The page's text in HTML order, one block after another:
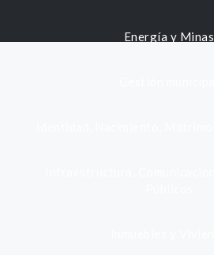
Energía y Minas